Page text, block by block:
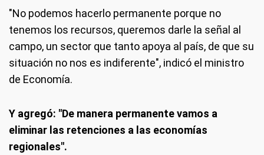
"No podemos hacerlo permanente porque no
tenemos los recursos, queremos darle la señal al
campo, un sector que tanto apoya al país, de que su
situación no nos es indiferente", indicó el ministro
de Economía.
Y agregó: "De manera permanente vamos a
eliminar las retenciones a las economías
regionales".